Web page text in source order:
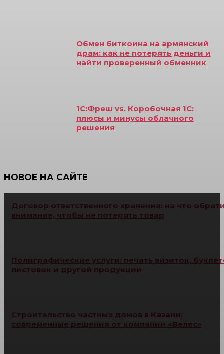
Обмен биткоина на армянский
драм: как не потерять деньги и
найти проверенный обменник
1С:Фреш vs. Коробочная 1С:
плюсы и минусы облачного
решения
НОВОЕ НА САЙТЕ
Договор ответственного хранения: на что
внимание, чтобы не потерять товар
Полиграфические услуги: печать визиток,
листовок и другой продукции
Строительство частных домов в Казани:
современные решения от компании «Велес»